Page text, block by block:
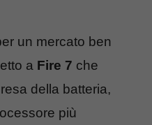
un mercato ben
a Fire 7 che
della batteria,
più